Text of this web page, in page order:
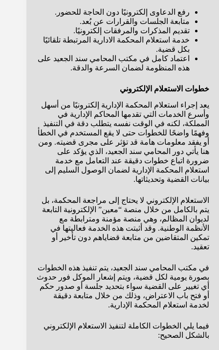
رفع الدعاوى إلكترونيًا دون الحاجة للحضور.
متابعة الجلسات والقرارات عن بُعد.
تقديم المذكرات والمرفقات إلكترونيًا.
خدمة استعلام المحكمة الادارية المرتبطة تلقائيًا
بكل قضية.
اعتماد كامل في مكتب المحامي سند الجعيد على
هذه المنظومة لضمان السرعة والدقة.
خطوات الاستعلام الإلكتروني
يعد إجراء استعلام المحكمة الإدارية إلكترونيًا من أسهل
وأسرع الخدمات التي تقدمها المحاكم الإدارية في
المملكة، لكنه في الوقت نفسه يتطلب دقة في التنفيذ
وفهمًا واضحًا للخطوات حتى لا يقع المستخدم في الخطأ
أو يفقد معلومات هامة قد تؤثر على مجرى قضيته. ومن
هنا يأتي دور المحامي سند الجعيد، الذي يؤكد على
ضرورة اتباع خطوات دقيقة عند التعامل مع خدمة
استعلام المحكمة الإدارية لضمان الوصول السليم إلى
بيانات القضية وتحديثاتها.
الاستعلام الإلكتروني لا يحتاج إلى مراجعة المحكمة، بل
يتم بالكامل من خلال منصة “معين” الإلكترونية التابعة
لديوان المظالم، وهي منصة مؤمنة ومترابطة مع
الأنظمة الوطنية. وقد أثبتت هذه الخدمة فعاليتها في
تمكين المتقاضين من متابعة قضاياهم دون تأخير أو
تعقيد.
في مكتب المحامي سند الجعيد، يتم تنفيذ هذه الخطوات
بصورة يومية لكل قضية، ويتم إشعار الموكل فور حدوث
أي تغيير على القضية سواء بتحديد جلسة أو صدور حكم
أو فتح باب الاعتراض، وذلك من خلال متابعة دقيقة
لخدمة استعلام المحكمة الإدارية.
فيما يلي الخطوات الكاملة لتنفيذ الاستعلام الإلكتروني
بالشكل الصحيح: